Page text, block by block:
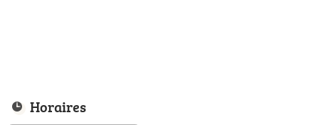
Horaires